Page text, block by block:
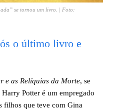
se tornou um livro. | Foto:
o último livro e
e as Relíquias da Morte, se
Potter é um empregado
filhos que teve com Gina